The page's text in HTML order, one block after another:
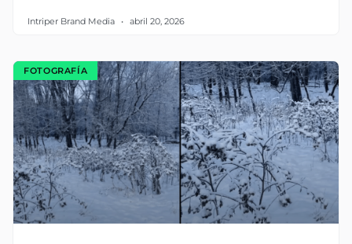
Intriper Brand Media abril 20, 2026
FOTOGRAFÍA